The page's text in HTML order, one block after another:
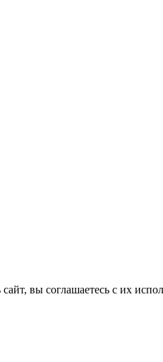
вы соглашаетесь с их